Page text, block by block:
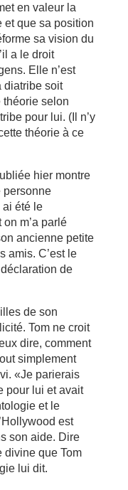
en valeur la
et que sa position
sa vision du
a le droit
Elle n’est
diatribe soit
théorie selon
pour lui. (Il n’y
théorie à ce
hier montre
personne
ai été le
m’a parlé
ancienne petite
amis. C’est le
de
de son
Tom ne croit
dire, comment
simplement
«Je parierais
pour lui et avait
et le
est
son aide. Dire
divine que Tom
lui dit.